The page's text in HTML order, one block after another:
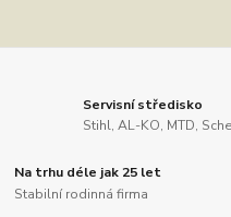
Servisní středisko
Stihl, AL-KO, MTD,
Na trhu déle jak 25 let
Stabilní rodinná firma